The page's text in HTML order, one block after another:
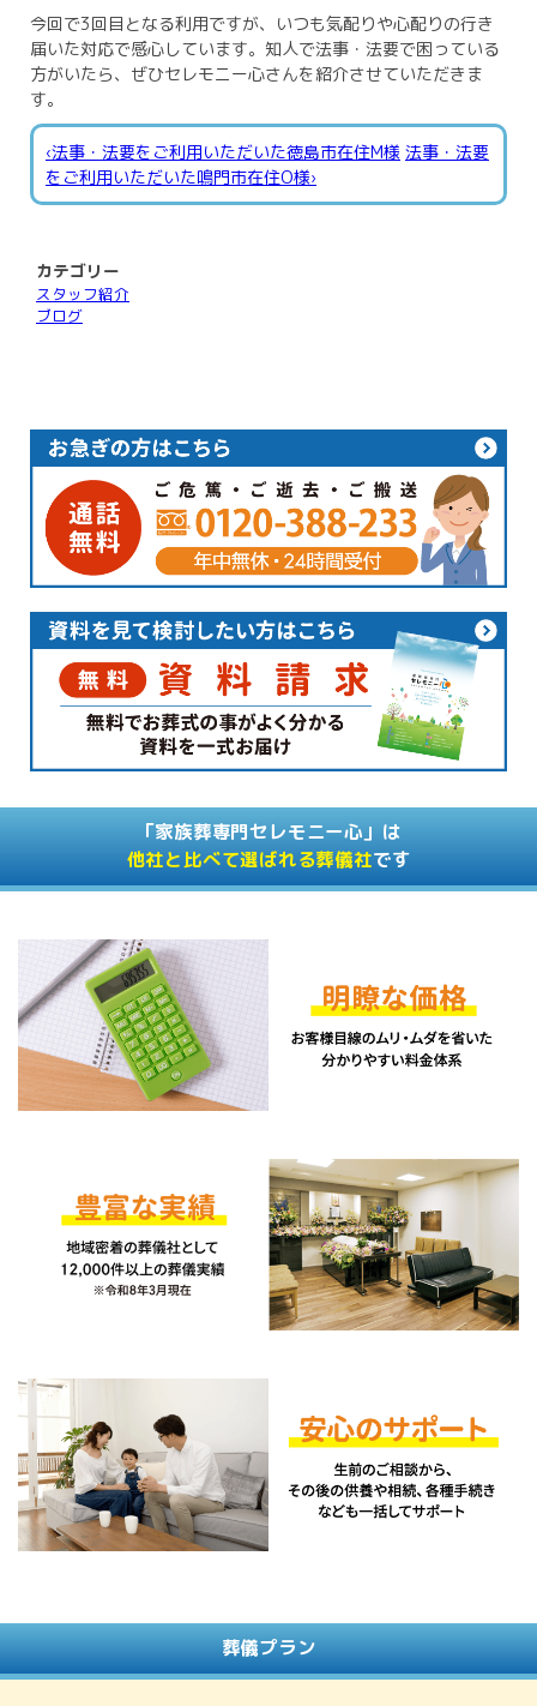
今回で3回目となる利用ですが、いつも気配りや心配りの行き
届いた対応で感心しています。知人で法事・法要で困っている
方がいたら、ぜひセレモニー心さんを紹介させていただきま
す。
‹法事・法要をご利用いただいた徳島市在住M様 法事・法要
をご利用いただいた鳴門市在住O様›
カテゴリー
スタッフ紹介
ブログ
「家族葬専門セレモニー心」は
他社と比べて選ばれる葬儀社です
葬儀プラン